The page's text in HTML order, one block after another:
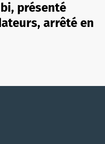
présenté
arrêté en